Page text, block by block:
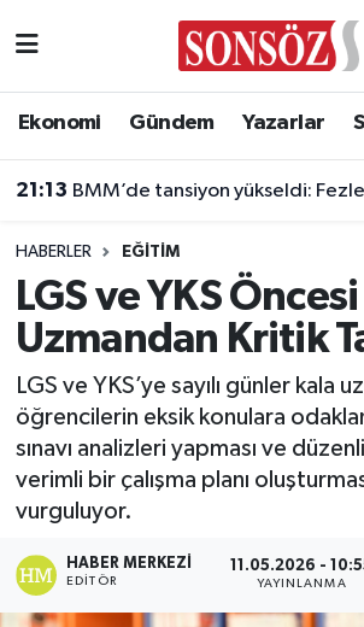
Ekonomi Gündem Yazarlar
21:13 BMM’de tansiyon yükseldi: Fezlekeler
HABERLER EĞITIM
LGS ve YKS Öncesi
Uzmandan Kritik
LGS ve YKS’ye sayılı günler kala
öğrencilerin eksik konulara
sınavı analizleri yapması ve
verimli bir çalışma planı
vurguluyor.
HABER MERKEZI
EDITÖR
11.05.2026 -
YAYINLANMA
Asayiş
Biyografi
Çevre
Diğer
Dünya
Eğitim
Ekonomi
Ankara Nöbetçi Eczaneler
Ankara Trafik Yoğunluk Haritası
Süper Lig Puan Durumu ve
Tüm Manşetler
Son Dakika Haberleri
Haber Arşivi